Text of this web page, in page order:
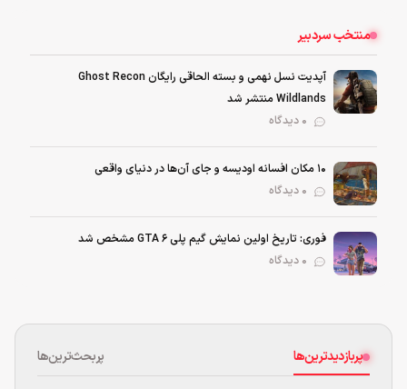
منتخب سردبیر
آپدیت نسل نهمی و بسته الحاقی رایگان Ghost Recon
Wildlands منتشر شد
۱۰ مکان افسانه اودیسه و جای آن‌ها در دنیای واقعی
فوری: تاریخ اولین نمایش گیم پلی GTA 6 مشخص شد
پربازدیدترین‌ها پربحث‌ترین‌ها